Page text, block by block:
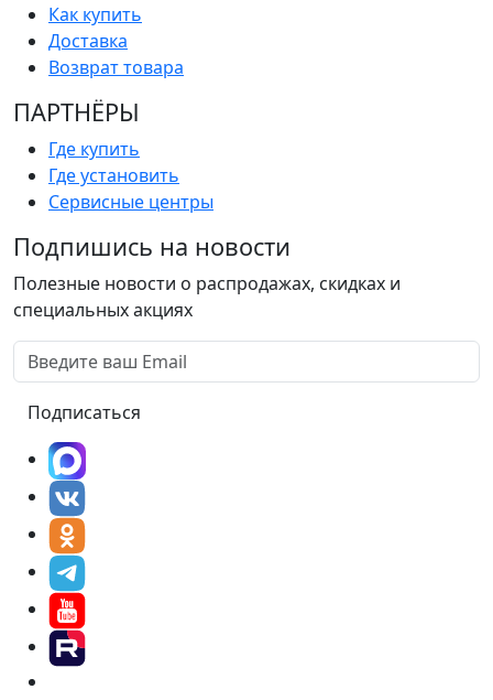
Как купить
Доставка
Возврат товара
ПАРТНËРЫ
Где купить
Где установить
Сервисные центры
Подпишись на новости
Полезные новости о распродажах, скидках и
специальных акциях
Подписаться